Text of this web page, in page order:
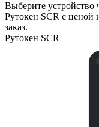
Выберите устройство
Рутокен SCR с ценой
заказ.
Рутокен SCR